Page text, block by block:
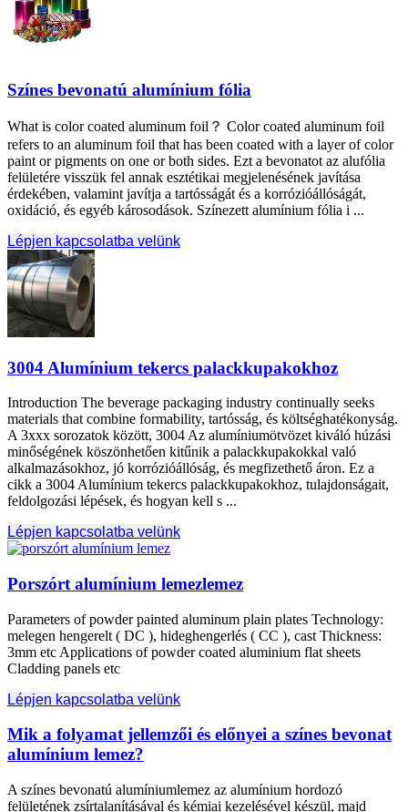
Színes bevonatú alumínium fólia
What is color coated aluminum foil？ Color coated aluminum foil
refers to an aluminum foil that has been coated with a layer of color
paint or pigments on one or both sides. Ezt a bevonatot az alufólia
felületére visszük fel annak esztétikai megjelenésének javítása
érdekében, valamint javítja a tartósságát és a korrózióállóságát,
oxidáció, és egyéb károsodások. Színezett alumínium fólia i ...
Lépjen kapcsolatba velünk
3004 Alumínium tekercs palackkupakokhoz
Introduction The beverage packaging industry continually seeks
materials that combine formability, tartósság, és költséghatékonyság.
A 3xxx sorozatok között, 3004 Az alumíniumötvözet kiváló húzási
minőségének köszönhetően kitűnik a palackkupakokkal való
alkalmazásokhoz, jó korrózióállóság, és megfizethető áron. Ez a
cikk a 3004 Alumínium tekercs palackkupakokhoz, tulajdonságait,
feldolgozási lépések, és hogyan kell s ...
Lépjen kapcsolatba velünk
Porszórt alumínium lemezlemez
Parameters of powder painted aluminum plain plates Technology:
melegen hengerelt ( DC ), hideghengerlés ( CC ), cast Thickness:
3mm etc Applications of powder coated aluminium flat sheets
Cladding panels etc
Lépjen kapcsolatba velünk
Mik a folyamat jellemzői és előnyei a színes bevonat
alumínium lemez?
A színes bevonatú alumíniumlemez az alumínium hordozó
felületének zsírtalanításával és kémiai kezelésével készül, majd